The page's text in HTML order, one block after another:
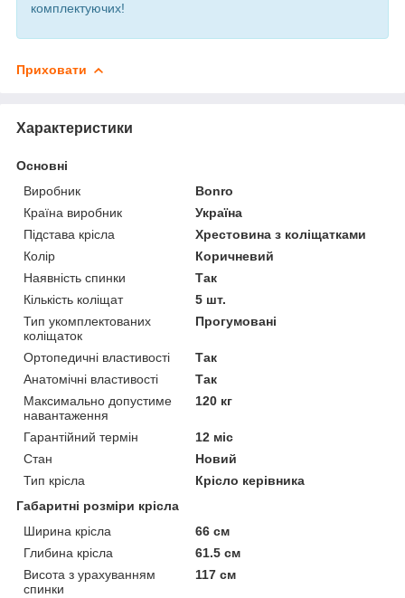
комплектуючих!
Приховати
Характеристики
Основні
Виробник
Bonro
Країна виробник
Україна
Підстава крісла
Хрестовина з коліщатками
Колір
Коричневий
Наявність спинки
Так
Кількість коліщат
5 шт.
Тип укомплектованих
коліщаток
Прогумовані
Ортопедичні властивості
Так
Анатомічні властивості
Так
Максимально допустиме
навантаження
120 кг
Гарантійний термін
12 міс
Стан
Новий
Тип крісла
Крісло керівника
Габаритні розміри крісла
Ширина крісла
66 см
Глибина крісла
61.5 см
Висота з урахуванням
спинки
117 см